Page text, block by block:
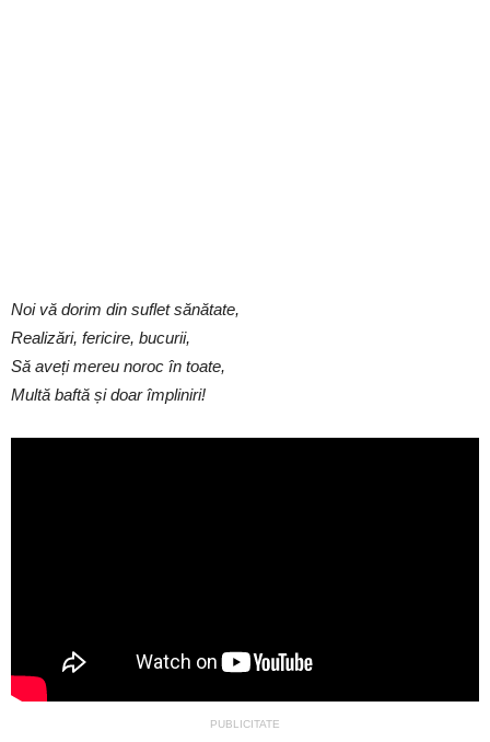
Noi vă dorim din suflet sănătate,
Realizări, fericire, bucurii,
Să aveți mereu noroc în toate,
Multă baftă și doar împliniri!
PUBLICITATE